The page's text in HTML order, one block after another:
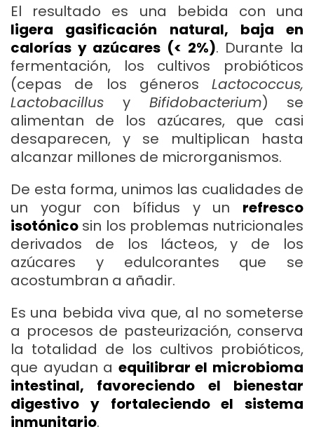
El resultado es una bebida con una
ligera gasificación natural, baja en
calorías y azúcares (< 2%). Durante la
fermentación, los cultivos probióticos
(cepas de los géneros Lactococcus,
Lactobacillusy Bifidobacterium) se
alimentan de los azúcares, que casi
desaparecen, y se multiplican hasta
alcanzar millones de microrganismos.
De esta forma, unimos las cualidades de
un yogur con bífidus y un refresco
isotónico sin los problemas nutricionales
derivados de los lácteos, y de los
azúcares y edulcorantes que se
acostumbran a añadir.
Es una bebida viva que, al no someterse
a procesos de pasteurización, conserva
la totalidad de los cultivos probióticos,
que ayudan a equilibrar el microbioma
intestinal, favoreciendo el bienestar
digestivo y fortaleciendo el sistema
inmunitario.